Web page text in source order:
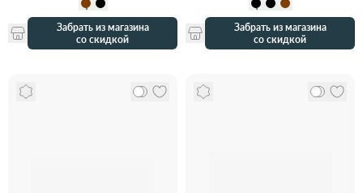
Забрать из магазина
со скидкой
Забрать из магазина
со скидкой